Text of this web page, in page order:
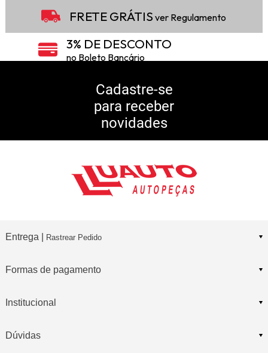
FRETE GRÁTIS ver Regulamento
3% DE DESCONTO
no Boleto Bancário
5% DE DESCONTO
10% DE CASHBACK
Consulte Regulamento
Cadastre-se
para receber
novidades
Entrega | Rastrear Pedido
Formas de pagamento
Institucional
Dúvidas